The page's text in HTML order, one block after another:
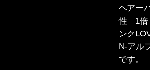
ヘアー
性 1倍
ンク
N-アル
です。